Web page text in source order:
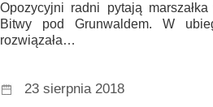
Opozycyjni radni pytają
Bitwy pod Grunwaldem. W
rozwiązała…
23 sierpnia 2018